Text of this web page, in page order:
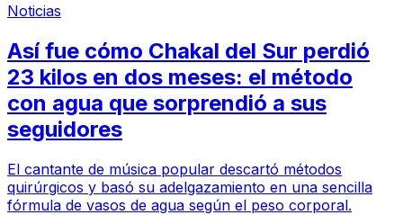
Noticias
Así fue cómo Chakal del Sur perdió
23 kilos en dos meses: el método
con agua que sorprendió a sus
seguidores
El cantante de música popular descartó métodos
quirúrgicos y basó su adelgazamiento en una sencilla
fórmula de vasos de agua según el peso corporal.